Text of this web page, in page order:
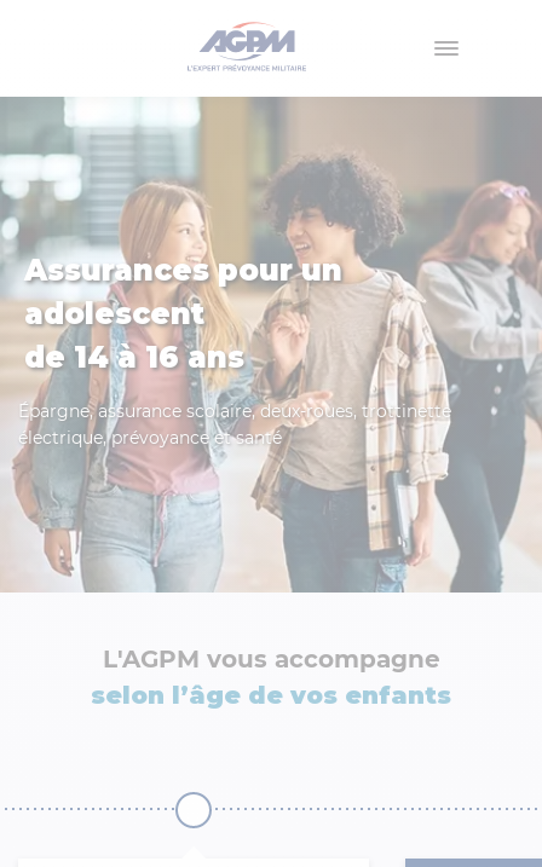
Menu
Assurances pour un
adolescent
de 14 à 16 ans
Épargne, assurance scolaire, deux-roues, trottinette
électrique, prévoyance et santé
L'AGPM vous accompagne
selon l’âge de vos enfants